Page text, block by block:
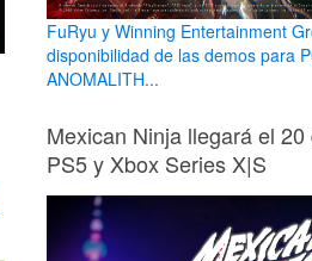
FuRyu y Winning Entertainment
disponibilidad de las demos para
ANOMALITH...
Mexican Ninja llegará el
PS5 y Xbox Series X|S